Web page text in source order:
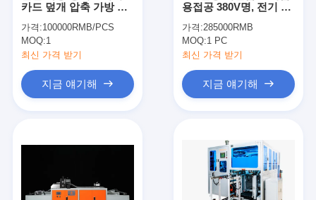
카드 덮개 압축 가방 필
가격:100000RMB/PCS
MOQ:1
최신 가격 받기
지금 얘기해
용접공 380V명, 전기 용
가격:285000RMB
MOQ:1 PC
최신 가격 받기
지금 얘기해